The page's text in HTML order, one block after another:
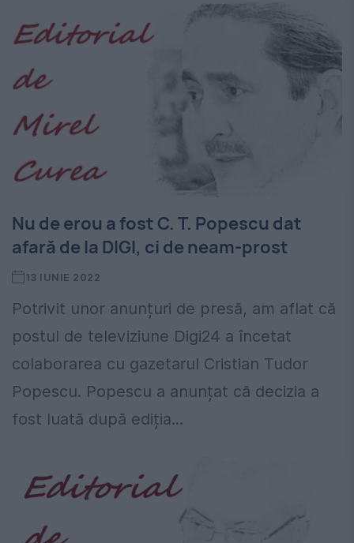
Nu de erou a fost C. T. Popescu dat
afară de la DIGI, ci de neam-prost
13 IUNIE 2022
Potrivit unor anunțuri de presă, am aflat că
postul de televiziune Digi24 a încetat
colaborarea cu gazetarul Cristian Tudor
Popescu. Popescu a anunțat că decizia a
fost luată după ediția...